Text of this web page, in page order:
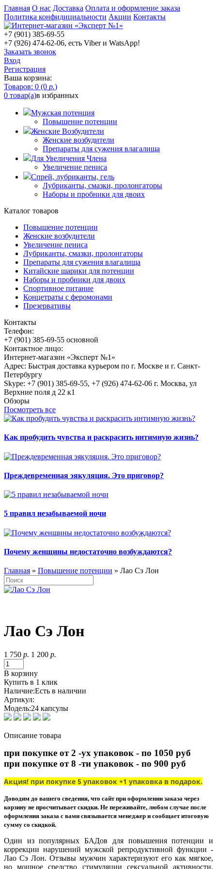
Главная О нас Доставка Оплата и оформление заказа
Политика конфидициальности Акции Контакты
+7 (901) 385-69-55
+7 (926) 474-62-06, есть Viber и WatsApp!
Заказать звонок
Вход
Регистрация
Ваша корзина:
Товаров: 0 (0 р.)
0 товар(а)в избранных
Мужская потенция
Повышение потенции
Женские Возбудители
Женские возбудители
Препараты для сужения влагалища
Для Увеличения Члена
Увеличение пениса
Спрей, лубриканты, гель
Лубриканты, смазки, пролонгаторы
Наборы и пробники для двоих
Каталог товаров
Повышение потенции
Женские возбудители
Увеличение пениса
Лубриканты, смазки, пролонгаторы
Препараты для сужения влагалища
Китайские шарики для потенции
Наборы и пробники для двоих
Спортивное питание
Концетраты с феромонами
Презервативы
Контакты
Телефон:
+7 (901) 385-69-55 основной
Контактное лицо:
Интернет-магазин «Эксперт №1»
Адрес: Быстрая доставка курьером по г. Москве и г. Санкт-
Петербургу
Skype: +7 (901) 385-69-55, +7 (926) 474-62-06 г. Москва, ул
Верхние поля д 22 к1
Обзоры
Посмотреть все
Как пробудить чувства и раскрасить интимную жизнь?
Преждевременная эякуляция. Это приговор?
5 правил незабываемой ночи
Почему женщины недостаточно возбуждаются?
Главная » Повышение потенции » Лао Сэ Лон
Лао Сэ Лон
1 750 р. 1 200 р.
В корзину
Купить в 1 клик
Наличие:Есть в наличии
Артикул:
Модель:24 капсулы
Описание товара
при покупке от 2 -ух упаковок - по 1050 руб
при покупке от 8 -ти упаковок - по 900 руб
Акция! при покупке 5 упаковок +1 упаковка в подарок.
Доводим до вашего сведения, что сайт при оформлении заказа через
корзину не просчитывает скидки. Не переживайте, любом случае после
оформления заказа с вами связывается менеджер и сообщает итоговую
сумму со скидкой.
Один из популярных БАДов для повышения потенции и
коррекции нарушений мужской репродуктивной функции -
Лао Сэ Лон. Отзывы мужчин характеризуют его как мягкое,
но мощное средство стимуляции сексуальной активности.